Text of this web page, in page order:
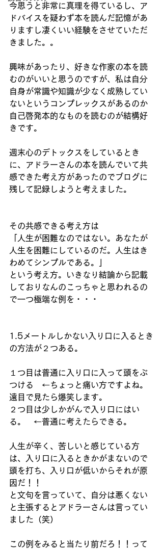
今思うと非常に真理を得ているし、ア
ドバイスを疑わず本を読んだ記憶があ
りますし凄くいい経験をさせていただ
きました。。
興味があったり、好きな作家の本を読
むのがいいと思うのですが、私は自分
自身が常識や知識が少なく成熟してい
ないというコンプレックスがあるのか
自己啓発本的なものを読むのが結構好
きです。
週末心のデトックスをしているとき
に、アドラーさんの本を読んでいて共
感できた考え方があったのでブログに
残して記録しようと考えました。
その共感できる考え方は
「人生が困難なのではない。あなたが
人生を困難にしているのだ。人生はき
わめてシンプルである。」
という考え方。いきなり結論から記載
しておりなんのこっちゃと思われるの
で一つ極端な例を・・・
1.5メートルしかない入り口に入るとき
の方法が２つある。
１つ目は普通に入り口に入って頭をぶ
つける　←ちょっと痛い方ですよね。
遠目で見たら爆笑します。
２つ目は少しかがんで入り口にはい
る。　←普通に考えたらできる。
人生が辛く、苦しいと感じている方
は、入り口に入るときかがまないので
頭を打ち、入り口が低いからそれが原
因だ！！
と文句を言っていて、自分は悪くない
と主張するとアドラーさんは言ってい
ました（笑）
この例をみると当たり前だろ！！って